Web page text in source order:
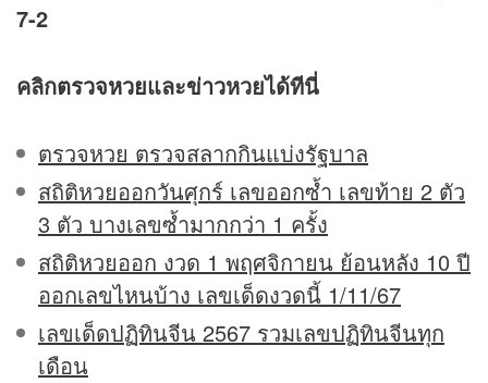
7-2
คลิกตรวจหวยและข่าวหวยได้ทีนี่
ตรวจหวย ตรวจสลากกินแบ่งรัฐบาล
สถิติหวยออกวันศุกร์ เลขออกซ้ำ เลขท้าย 2 ตัว
3 ตัว บางเลขซ้ำมากกว่า 1 ครั้ง
สถิติหวยออก งวด 1 พฤศจิกายน ย้อนหลัง 10 ปี
ออกเลขไหนบ้าง เลขเด็ดงวดนี้ 1/11/67
เลขเด็ดปฏิทินจีน 2567 รวมเลขปฏิทินจีนทุก
เดือน